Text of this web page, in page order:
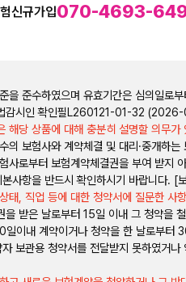
신규가입070-4693-
을 준수하였으며 유효기간은 심의일로부
감시인 확인필L260121-01-32
해당 상품에 대해 충분히 설명할 의무
의 보험사와 계약체결 및 대리·중개하는
사로부터 보험계약체결권을 부여 받지
사항을 반드시 확인하시기 바랍니다. [
태, 직업 등에 대한 청약서에 질문한 사
을 받은 날로부터 15일 이내 그 청약을
일이내 계약이거나 청약을 한 날로부터
보관용 청약서를 전달받지 못하였거